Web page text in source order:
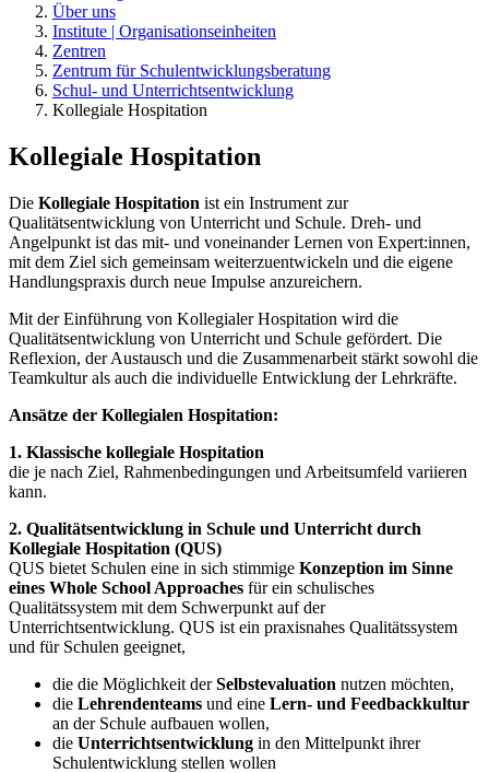
Über uns
Institute | Organisationseinheiten
Zentren
Zentrum für Schulentwicklungsberatung
Schul- und Unterrichtsentwicklung
Kollegiale Hospitation
Kollegiale Hospitation
Die Kollegiale Hospitation ist ein Instrument zur
Qualitätsentwicklung von Unterricht und Schule. Dreh- und
Angelpunkt ist das mit- und voneinander Lernen von Expert:innen,
mit dem Ziel sich gemeinsam weiterzuentwickeln und die eigene
Handlungspraxis durch neue Impulse anzureichern.
Mit der Einführung von Kollegialer Hospitation wird die
Qualitätsentwicklung von Unterricht und Schule gefördert. Die
Reflexion, der Austausch und die Zusammenarbeit stärkt sowohl die
Teamkultur als auch die individuelle Entwicklung der Lehrkräfte.
Ansätze der Kollegialen Hospitation:
1. Klassische kollegiale Hospitation
die je nach Ziel, Rahmenbedingungen und Arbeitsumfeld variieren
kann.
2. Qualitätsentwicklung in Schule und Unterricht durch
Kollegiale Hospitation (QUS)
QUS bietet Schulen eine in sich stimmige Konzeption im Sinne
eines Whole School Approaches für ein schulisches
Qualitätssystem mit dem Schwerpunkt auf der
Unterrichtsentwicklung. QUS ist ein praxisnahes Qualitätssystem
und für Schulen geeignet,
die die Möglichkeit derSelbstevaluation nutzen möchten,
die Lehrendenteams und eine Lern- und Feedbackkultur
an der Schule aufbauen wollen,
die Unterrichtsentwicklung in den Mittelpunkt ihrer
Schulentwicklung stellen wollen